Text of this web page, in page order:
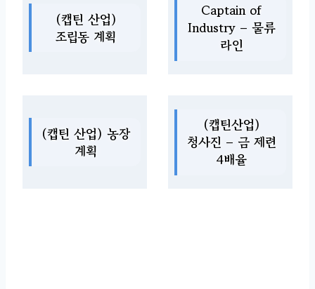
(캡틴 산업)
조립동 계획
Captain of
Industry – 물류
라인
(캡틴 산업) 농장
계획
(캡틴산업)
청사진 – 금 제련
4배율